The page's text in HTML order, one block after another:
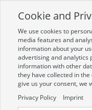
Zur mobilen
Toggle
navigation
Cookie and
We use cookies to
media features and
information about your
advertising and analytics
information with other
they have collected in
give us your consent, we
Privacy Policy
Imprint